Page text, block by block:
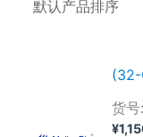
货
¥